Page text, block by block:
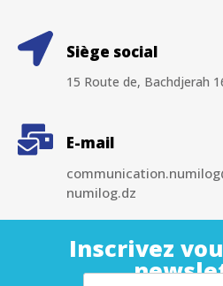
Siège social
15 Route de, Bachdjerah
E-mail
numilog.dz
Inscrivez